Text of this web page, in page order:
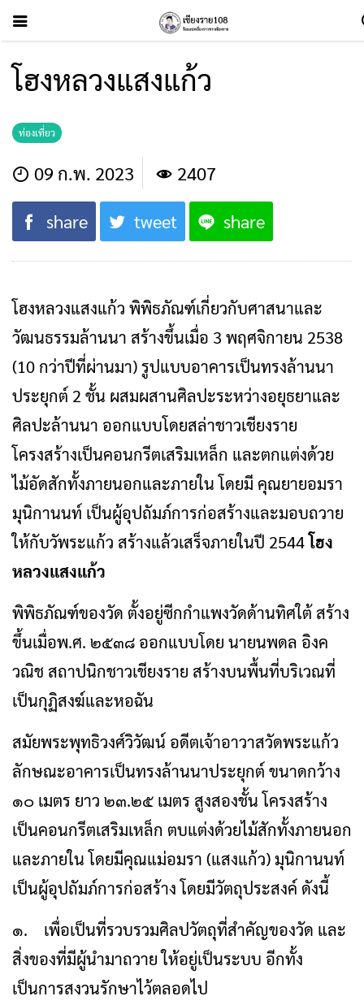
โฮงหลวงแสงแก้ว
ท่องเที่ยว
09 ก.พ. 2023 2407
share tweet share
โฮงหลวงแสงแก้ว พิพิธภัณฑ์เกี่ยวกับศาสนาและ
วัฒนธรรมล้านนา สร้างขึ้นเมื่อ 3 พฤศจิกายน 2538
(10 กว่าปีที่ผ่านมา) รูปแบบอาคารเป็นทรงล้านนา
ประยุกต์ 2 ชั้น ผสมผสานศิลปะระหว่างอยุธยาและ
ศิลปะล้านนา ออกแบบโดยสล่าชาวเชียงราย
โครงสร้างเป็นคอนกรีตเสริมเหล็ก และตกแต่งด้วย
ไม้อัดสักทั้งภายนอกและภายใน โดยมี คุณยายอมรา
มุนิกานนท์ เป็นผู้อุปถัมภ์การก่อสร้างและมอบถวาย
ให้กับวัพระแก้ว สร้างแล้วเสร็จภายในปี 2544โฮง
หลวงแสงแก้ว
พิพิธภัณฑ์ของวัด ตั้งอยู่ซีกกำแพงวัดด้านทิศใต้ สร้าง
ขึ้นเมื่อพ.ศ. ๒๕๓๘ ออกแบบโดย นายนพดล อิงค
วณิช สถาปนิกชาวเชียงราย สร้างบนพื้นที่บริเวณที่
เป็นกุฏิสงฆ์และหอฉัน
สมัยพระพุทธิวงศ์วิวัฒน์ อดีตเจ้าอาวาสวัดพระแก้ว
ลักษณะอาคารเป็นทรงล้านนาประยุกต์ ขนาดกว้าง
๑๐ เมตร ยาว ๒๓.๒๕ เมตร สูงสองชั้น โครงสร้าง
เป็นคอนกรีตเสริมเหล็ก ตบแต่งด้วยไม้สักทั้งภายนอก
และภายใน โดยมีคุณแม่อมรา (แสงแก้ว) มุนิกานนท์
เป็นผู้อุปถัมภ์การก่อสร้าง โดยมีวัตถุประสงค์ ดังนี้
๑. เพื่อเป็นที่รวบรวมศิลปวัตถุที่สำคัญของวัด และ
สิ่งของที่มีผู้นำมาถวาย ให้อยู่เป็นระบบ อีกทั้ง
เป็นการสงวนรักษาไว้ตลอดไป